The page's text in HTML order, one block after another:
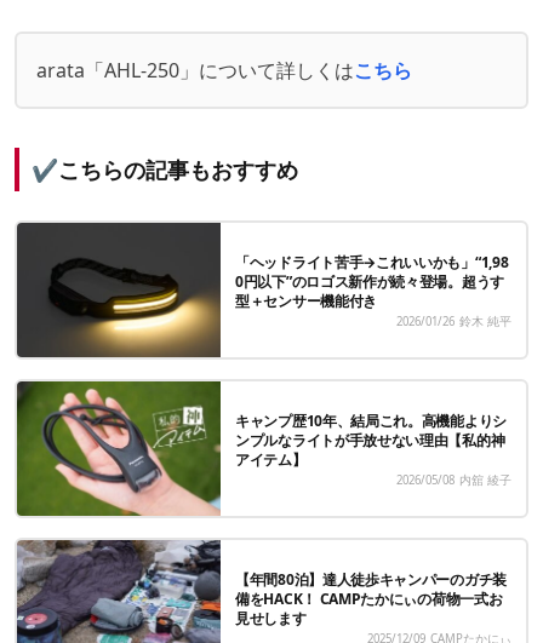
arata「AHL-250」について詳しくはこちら
✔こちらの記事もおすすめ
「ヘッドライト苦手→これいいかも」“1,98
0円以下”のロゴス新作が続々登場。超うす
型＋センサー機能付き
2026/01/26 鈴木 純平
キャンプ歴10年、結局これ。高機能よりシ
ンプルなライトが手放せない理由【私的神
アイテム】
2026/05/08 内舘 綾子
【年間80泊】達人徒歩キャンパーのガチ装
備をHACK！ CAMPたかにぃの荷物一式お
見せします
2025/12/09 CAMPたかにぃ